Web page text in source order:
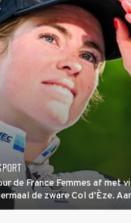
de France Femmes af met
de zware Col d'Èze.
de laatste gele trui.